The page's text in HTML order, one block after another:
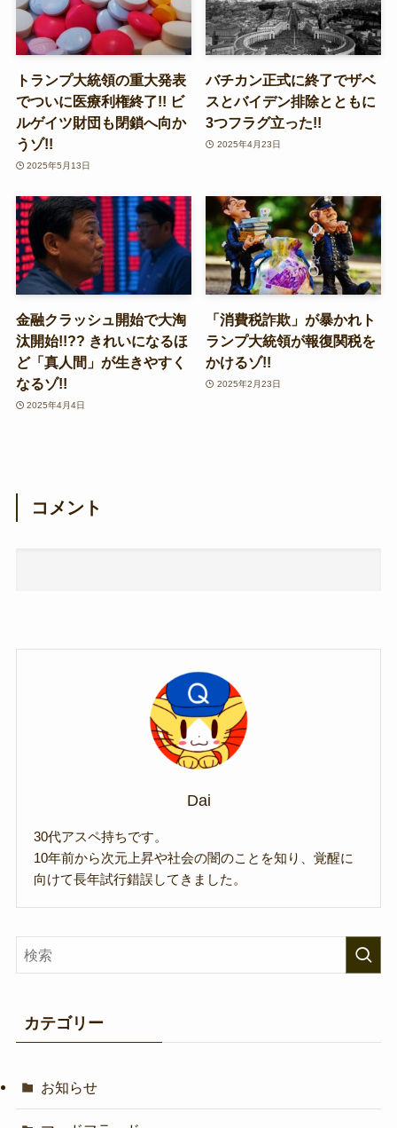
トランプ大統領の重大発表
でついに医療利権終了!! ビ
ルゲイツ財団も閉鎖へ向か
うゾ!!
2025年5月13日
バチカン正式に終了でザベ
スとバイデン排除とともに
3つフラグ立った!!
2025年4月23日
金融クラッシュ開始で大淘
汰開始!!?? きれいになるほ
ど「真人間」が生きやすく
なるゾ!!
2025年4月4日
「消費税詐欺」が暴かれト
ランプ大統領が報復関税を
かけるゾ!!
2025年2月23日
コメント
Dai
30代アスペ持ちです。
10年前から次元上昇や社会の闇のことを知り、覚醒に
向けて長年試行錯誤してきました。
カテゴリー
お知らせ